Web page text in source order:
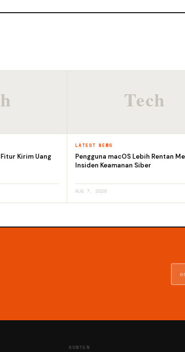
Kirim Uang
LATEST NEWS
Pengguna macOS Lebih Rentan
Insiden Keamanan Siber
AUG 7, 2026
KONTEN